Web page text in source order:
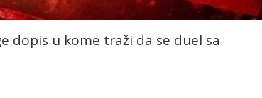
dopis u kome traži da se duel sa